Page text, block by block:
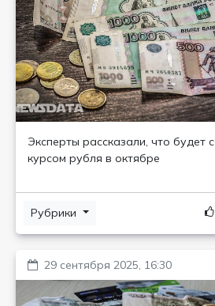
Эксперты рассказали, что будет с
курсом рубля в октябре
Рубрики
29 сентября 2025, 16:30